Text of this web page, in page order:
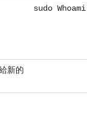
sudo Whoami
新的